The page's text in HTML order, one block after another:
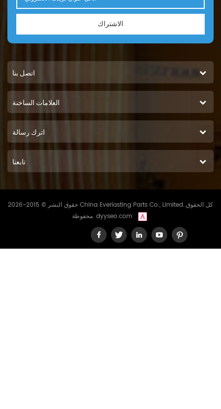
الاشتراك
اتصل بنا
العلامات الساخنة
اترك رسالة
تابعنا
حقوق النشر © 2015-2026 China Everlasting Parts Co., Limited..كل الحقوق
محفوظة. dyyseo.com